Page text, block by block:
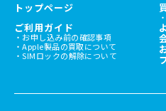
トップページ
ご利用ガイド
お申し込み前の確認事項
Apple製品の買取について
SIMロックの解除について